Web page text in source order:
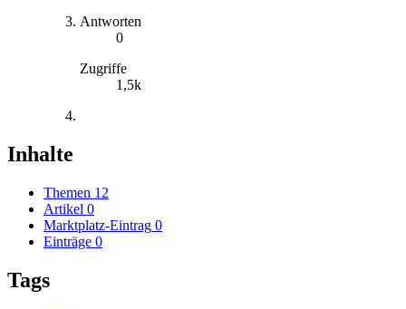
Antworten
0
Zugriffe
1,5k
Inhalte
Themen 12
Artikel 0
Marktplatz-Eintrag 0
Einträge 0
Tags